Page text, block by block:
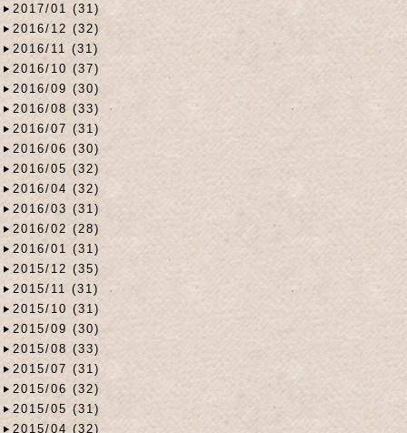
2017/01 (31)
2016/12 (32)
2016/11 (31)
2016/10 (37)
2016/09 (30)
2016/08 (33)
2016/07 (31)
2016/06 (30)
2016/05 (32)
2016/04 (32)
2016/03 (31)
2016/02 (28)
2016/01 (31)
2015/12 (35)
2015/11 (31)
2015/10 (31)
2015/09 (30)
2015/08 (33)
2015/07 (31)
2015/06 (32)
2015/05 (31)
2015/04 (32)